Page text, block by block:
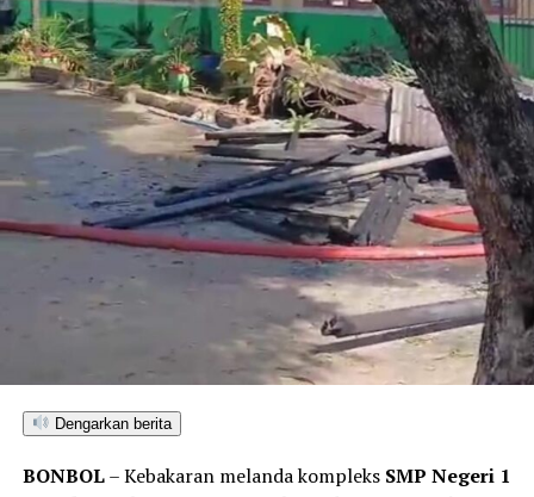
kondusif, dan tanpa hambatan.
Kombes Pol. Maruly menegaskan, Polda Gorontalo tidak
akan berhenti pada tindakan penyegelan semata.
Pihaknya kini tengah melakukan penelusuran mendalam
terhadap pihak-pihak yang terafiliasi dengan aktivitas
tambang ilegal tersebut.
“Sebagai tindak lanjut, Ditreskrimsus Polda Gorontalo
akan menelusuri seluruh pihak yang terlibat, mulai dari
pemilik lubang tambang, para pekerja di lapangan,
hingga pengelola tempat rendaman material,” pungkas
Dengarkan berita
BONBOL– Kebakaran melanda kompleks SMP Negeri 1